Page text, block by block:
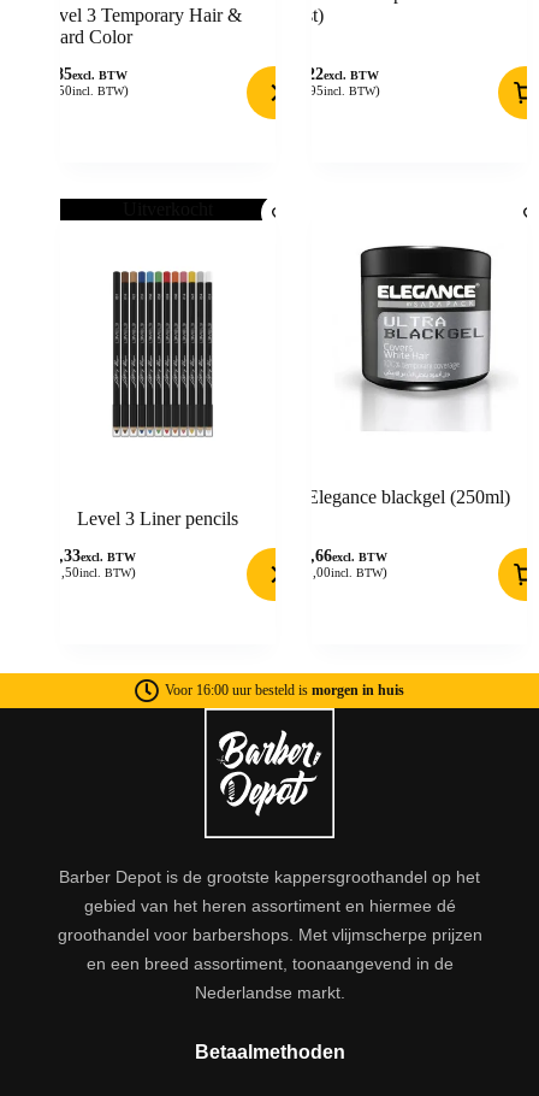
Level 3 Temporary Hair &
Beard Color
7,85excl. BTW
9,50incl. BTW)
(6st)
8,22excl. BTW
9,95incl. BTW)
Level 3 Liner pencils
10,33excl. BTW
12,50incl. BTW)
Elegance blackgel (250ml)
20,66excl. BTW
25,00incl. BTW)
Voor 16:00 uur besteld is morgen in huis
Barber Depot is de grootste kappersgroothandel op het
gebied van het heren assortiment en hiermee dé
groothandel voor barbershops. Met vlijmscherpe prijzen
en een breed assortiment, toonaangevend in de
Nederlandse markt.
Betaalmethoden